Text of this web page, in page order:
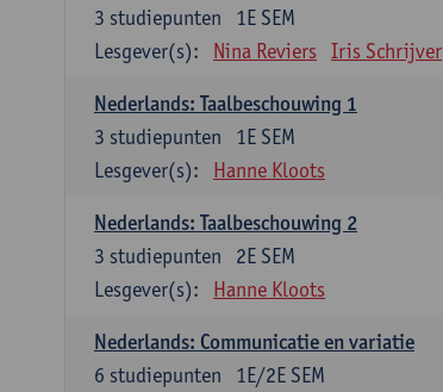
1E SEM
3 studiepunten
Lesgever(s):
Nina Reviers Iris Schrijver
Nederlands: Taalbeschouwing 1
1E SEM
3 studiepunten
Lesgever(s):
Hanne Kloots
Nederlands: Taalbeschouwing 2
2E SEM
3 studiepunten
Lesgever(s):
Hanne Kloots
Nederlands: Communicatie en variatie
1E/2E SEM
6 studiepunten